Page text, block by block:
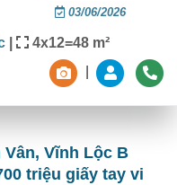
03/06/2026
| 4x12=48 m²
Vĩnh Lộc B
triệu giấy tay vi